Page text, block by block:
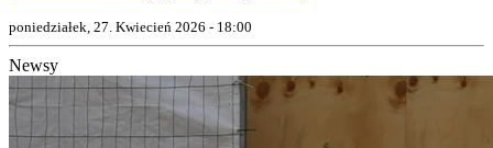
poniedziałek, 27. Kwiecień 2026 - 18:00
Newsy